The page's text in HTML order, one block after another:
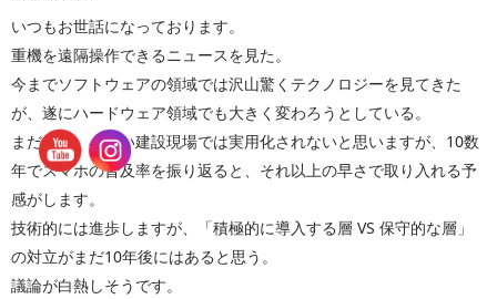
いつもお世話になっております。
重機を遠隔操作できるニュースを見た。
今までソフトウェアの領域では沢山驚くテクノロジーを見てきた
が、遂にハードウェア領域でも大きく変わろうとしている。
まだまだ、小さい建設現場では実用化されないと思いますが、10数
年でスマホの普及率を振り返ると、それ以上の早さで取り入れる予
感がします。
技術的には進歩しますが、「積極的に導入する層 VS 保守的な層」
の対立がまだ10年後にはあると思う。
議論が白熱しそうです。